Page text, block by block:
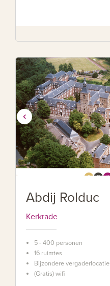
Abdij Rolduc
Kerkrade
5 - 400 personen
16 ruimtes
Bijzondere vergaderlocatie
(Gratis) wifi